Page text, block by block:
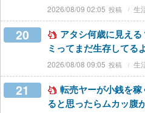
2026/08/09 02:05 生
20
アタシ何歳に見え
ミってまだ生存してる
2026/08/08 09:05 生
21
転売ヤーが小銭を
ると思ったらムカッ腹